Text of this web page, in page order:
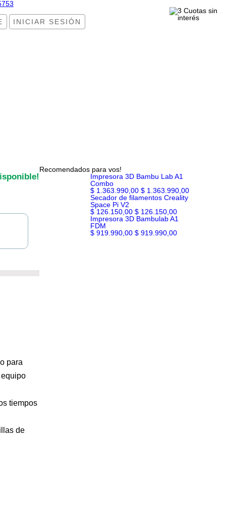
INICIAR SESIÓN
para
tiempos
de
Recomendados para vos!
Impresora 3D Bambu Lab A1
Combo
$ 1.363.990,00 $ 1.363.990,00
Secador de filamentos Creality
Space Pi V2
$ 126.150,00 $ 126.150,00
Impresora 3D Bambulab A1
FDM
$ 919.990,00 $ 919.990,00